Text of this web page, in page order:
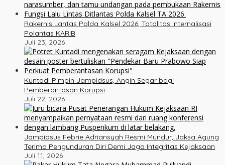
Rakernis Lantas Polda Kalsel 2026, Totalitas Internalisasi
Polantas KARIB
Juli 23, 2026
Kuntadi Pimpin Jampidsus, Angin Segar bagi
Pemberantasan Korupsi
Juli 22, 2026
Jampidsus Febrie Adriansyah Resmi Mundur, Jaksa Agung
Terima Pengunduran Diri Demi Jaga Integritas Kejaksaan
Juli 11, 2026